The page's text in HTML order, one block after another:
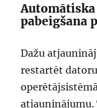
pabeigšana
Dažu
restartēt
atjauninājumu.